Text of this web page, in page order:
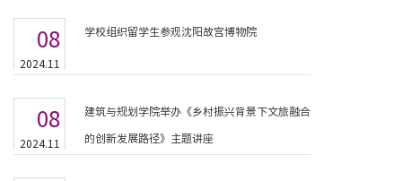
08
2024.11
学校组织留学生参观沈阳故宫博物院
08
2024.11
建筑与规划学院举办《乡村振兴背景下文旅融合
的创新发展路径》主题讲座